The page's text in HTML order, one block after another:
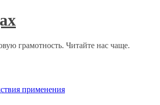
грамотность. Читайте нас чаще.
применения